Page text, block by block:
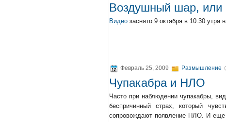
Воздушный шар,
Видео заснято 9 октября в 10:30
Февраль 25, 2009 Размышление
Чупакабра и НЛО
Часто при наблюдении чупакабры,
беспричинный страх, который
сопровождают появление НЛО. И еще